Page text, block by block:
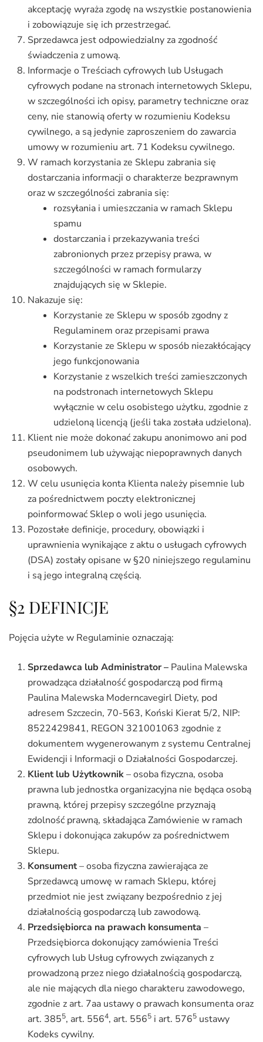
akceptację wyraża zgodę na wszystkie postanowienia
i zobowiązuje się ich przestrzegać.
Sprzedawca jest odpowiedzialny za zgodność
świadczenia z umową.
Informacje o Treściach cyfrowych lub Usługach
cyfrowych podane na stronach internetowych Sklepu,
w szczególności ich opisy, parametry techniczne oraz
ceny, nie stanowią oferty w rozumieniu Kodeksu
cywilnego, a są jedynie zaproszeniem do zawarcia
umowy w rozumieniu art. 71 Kodeksu cywilnego.
W ramach korzystania ze Sklepu zabrania się
dostarczania informacji o charakterze bezprawnym
oraz w szczególności zabrania się:
rozsyłania i umieszczania w ramach Sklepu
spamu
dostarczania i przekazywania treści
zabronionych przez przepisy prawa, w
szczególności w ramach formularzy
znajdujących się w Sklepie.
Nakazuje się:
Korzystanie ze Sklepu w sposób zgodny z
Regulaminem oraz przepisami prawa
Korzystanie ze Sklepu w sposób niezakłócający
jego funkcjonowania
Korzystanie z wszelkich treści zamieszczonych
na podstronach internetowych Sklepu
wyłącznie w celu osobistego użytku, zgodnie z
udzieloną licencją (jeśli taka została udzielona).
Klient nie może dokonać zakupu anonimowo ani pod
pseudonimem lub używając niepoprawnych danych
osobowych.
W celu usunięcia konta Klienta należy pisemnie lub
za pośrednictwem poczty elektronicznej
poinformować Sklep o woli jego usunięcia.
Pozostałe definicje, procedury, obowiązki i
uprawnienia wynikające z aktu o usługach cyfrowych
(DSA) zostały opisane w §20 niniejszego regulaminu
i są jego integralną częścią.
§2 DEFINICJE
Pojęcia użyte w Regulaminie oznaczają:
Sprzedawca lub Administrator – Paulina Malewska
prowadząca działalność gospodarczą pod firmą
Paulina Malewska Moderncavegirl Diety, pod
adresem Szczecin, 70-563, Koński Kierat 5/2, NIP:
8522429841, REGON 321001063 zgodnie z
dokumentem wygenerowanym z systemu Centralnej
Ewidencji i Informacji o Działalności Gospodarczej.
Klient lub Użytkownik– osoba fizyczna, osoba
prawna lub jednostka organizacyjna nie będąca osobą
prawną, której przepisy szczególne przyznają
zdolność prawną, składająca Zamówienie w ramach
Sklepu i dokonująca zakupów za pośrednictwem
Sklepu.
Konsument– osoba fizyczna zawierająca ze
Sprzedawcą umowę w ramach Sklepu, której
przedmiot nie jest związany bezpośrednio z jej
działalnością gospodarczą lub zawodową.
Przedsiębiorca na prawach konsumenta –
Przedsiębiorca dokonujący zamówienia Treści
cyfrowych lub Usług cyfrowych związanych z
prowadzoną przez niego działalnością gospodarczą,
ale nie mających dla niego charakteru zawodowego,
zgodnie z art. 7aa ustawy o prawach konsumenta oraz
art. 3855, art. 5564, art. 5565 i art. 5765 ustawy
Kodeks cywilny.